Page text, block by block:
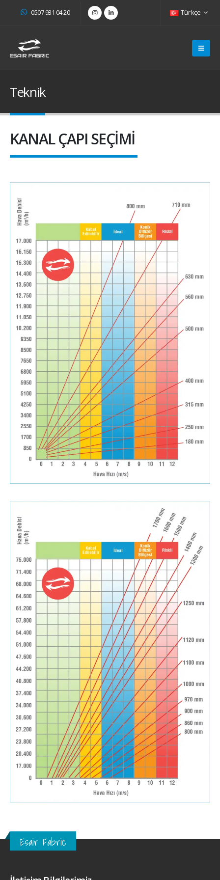
0507 931 04 20 Türkçe
Teknik
KANAL ÇAPI SEÇİMİ
Esair Fabric